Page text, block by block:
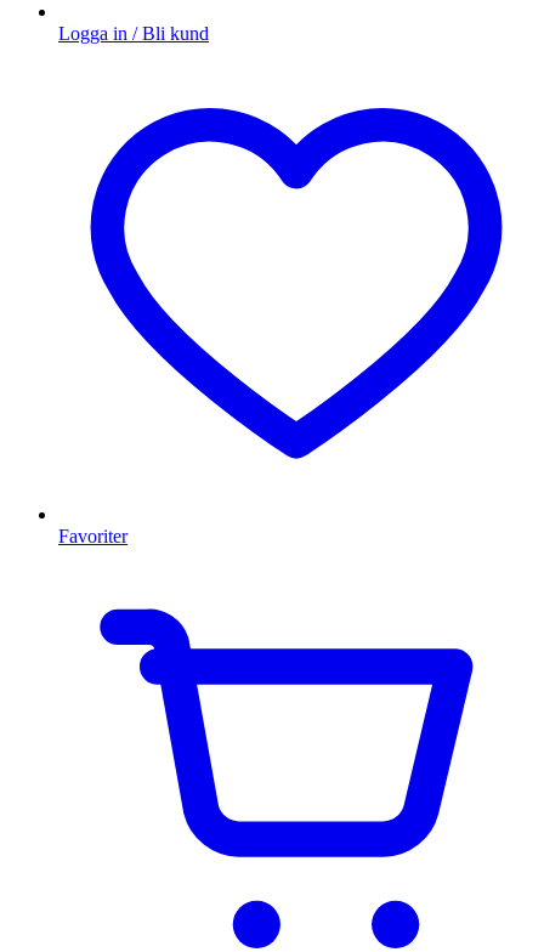
Logga in / Bli kund
Favoriter